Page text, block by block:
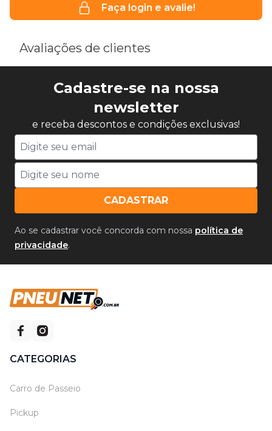
Faça login e avalie!
Avaliações de clientes
Cadastre-se na nossa
newsletter
e receba descontos e condições exclusivas!
CADASTRAR
Ao se cadastrar você concorda com nossa política de
privacidade.
CATEGORIAS
Carro de Passeio
Pickup